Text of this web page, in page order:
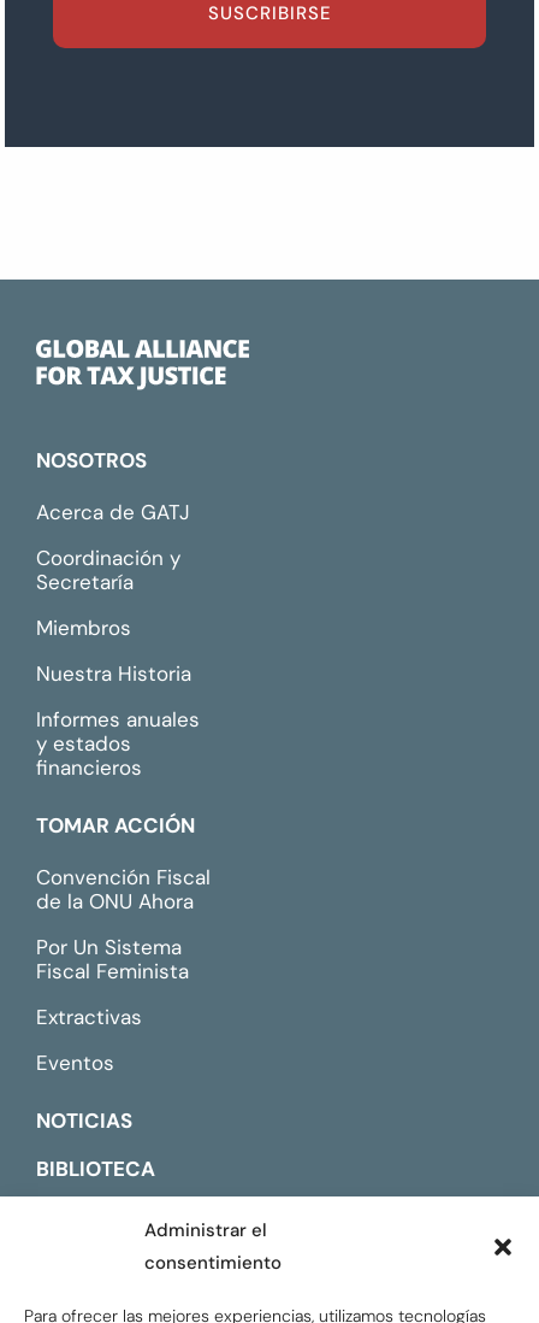
Administrar el
consentimiento
Para ofrecer las mejores experiencias, utilizamos tecnologías
SUSCRIBIRSE
NOSOTROS
Acerca de GATJ
Coordinación y
Secretaría
Miembros
Nuestra Historia
Informes anuales
y estados
financieros
TOMAR ACCIÓN
Convención Fiscal
de la ONU Ahora
Por Un Sistema
Fiscal Feminista
Extractivas
Eventos
NOTICIAS
BIBLIOTECA